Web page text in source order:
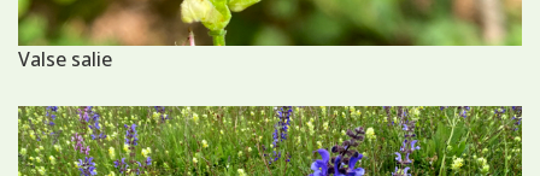
Valse salie